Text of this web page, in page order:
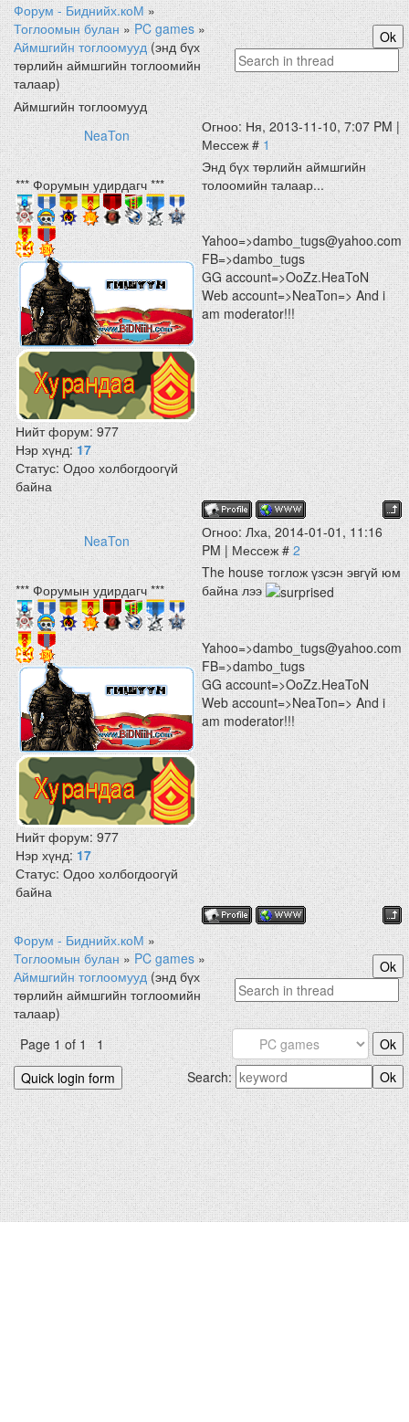
Форум - Биднийх.коМ »
Тоглоомын булан » PC games »
Аймшгийн тоглоомууд (энд бүх
төрлийн аймшгийн тоглоомийн
талаар)
Аймшгийн тоглоомууд
NeaTon
Огноо: Ня, 2013-11-10, 7:07 PM |
Мессеж #1
*** Форумын удирдагч ***
Нийт форум:977
Нэр хүнд:17
Статус:Одоо холбогдоогүй
байна
Энд бүх төрлийн аймшгийн
толоомийн талаар...
Yahoo=>dambo_tugs@yahoo.com
FB=>dambo_tugs
GG account=>OoZz.HeaToN
Web account=>NeaTon=> And i
am moderator!!!
NeaTon
Огноо: Лха, 2014-01-01, 11:16
PM | Мессеж #2
*** Форумын удирдагч ***
Нийт форум:977
Нэр хүнд:17
Статус:Одоо холбогдоогүй
байна
The house тоглож үзсэн эвгүй юм
байна лээ
Yahoo=>dambo_tugs@yahoo.com
FB=>dambo_tugs
GG account=>OoZz.HeaToN
Web account=>NeaTon=> And i
am moderator!!!
Форум - Биднийх.коМ »
Тоглоомын булан » PC games »
Аймшгийн тоглоомууд (энд бүх
төрлийн аймшгийн тоглоомийн
талаар)
Page1of1 1
Search: